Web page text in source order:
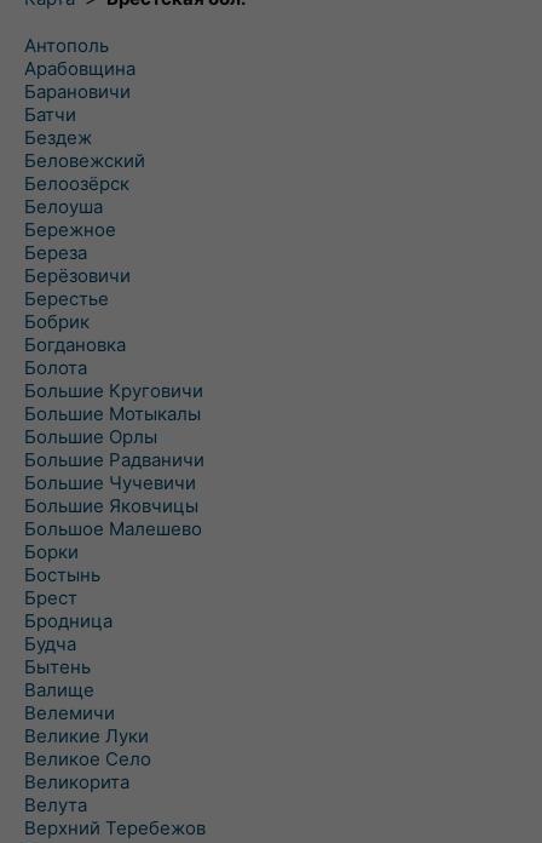
Антополь
Арабовщина
Барановичи
Батчи
Бездеж
Беловежский
Белоозёрск
Белоуша
Бережное
Береза
Берёзовичи
Берестье
Бобрик
Богдановка
Болота
Большие Круговичи
Большие Мотыкалы
Большие Орлы
Большие Радваничи
Большие Чучевичи
Большие Яковчицы
Большое Малешево
Борки
Бостынь
Брест
Бродница
Будча
Бытень
Валище
Велемичи
Великие Луки
Великое Село
Великорита
Велута
Верхний Теребежов